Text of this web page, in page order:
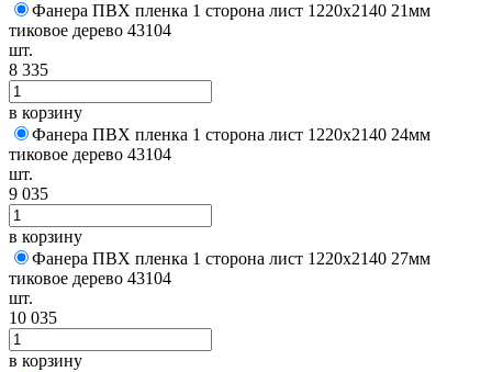
Фанера ПВХ пленка 1 сторона лист 1220х2140 21мм
тиковое дерево 43104
шт.
8 335
в корзину
Фанера ПВХ пленка 1 сторона лист 1220х2140 24мм
тиковое дерево 43104
шт.
9 035
в корзину
Фанера ПВХ пленка 1 сторона лист 1220х2140 27мм
тиковое дерево 43104
шт.
10 035
в корзину